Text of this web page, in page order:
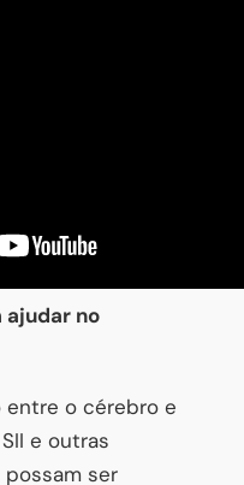
ajudar no
entre o cérebro e
e outras
ser